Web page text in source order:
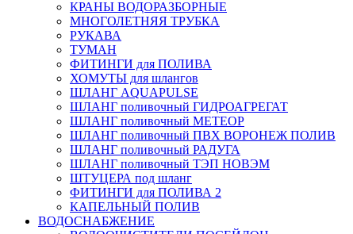
КРАНЫ ВОДОРАЗБОРНЫЕ
МНОГОЛЕТНЯЯ ТРУБКА
РУКАВА
ТУМАН
ФИТИНГИ для ПОЛИВА
ХОМУТЫ для шлангов
ШЛАНГ AQUAPULSE
ШЛАНГ поливочный ГИДРОАГРЕГАТ
ШЛАНГ поливочный МЕТЕОР
ШЛАНГ поливочный ПВХ ВОРОНЕЖ ПОЛИВ
ШЛАНГ поливочный РАДУГА
ШЛАНГ поливочный ТЭП НОВЭМ
ШТУЦЕРА под шланг
ФИТИНГИ для ПОЛИВА 2
КАПЕЛЬНЫЙ ПОЛИВ
ВОДОСНАБЖЕНИЕ